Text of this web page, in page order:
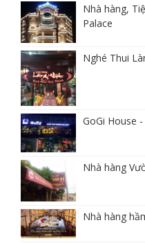
Nhà hàng,
Palace
Nghé Thui
GoGi House -
Nhà hàng
Nhà hàng